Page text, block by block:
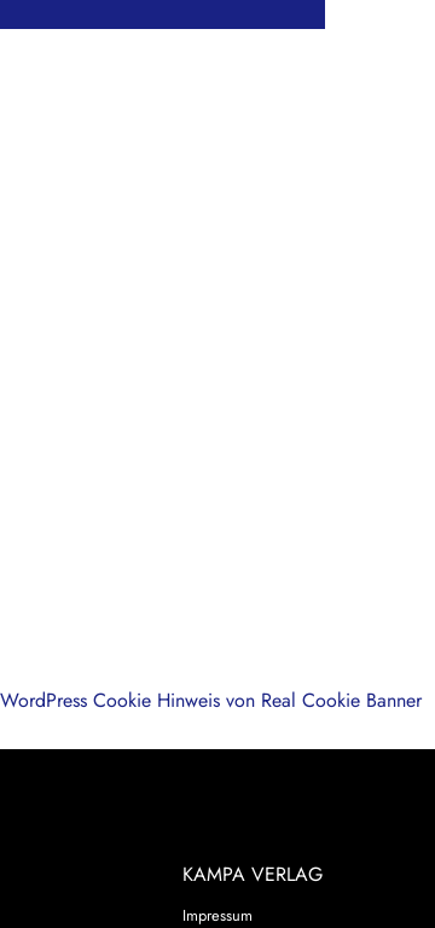
KAMPA VERLAG
Impressum
WordPress Cookie Hinweis von Real Cookie Banner